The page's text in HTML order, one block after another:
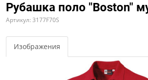
Рубашка поло "Boston"
Артикул: 3177F70S
Изображения